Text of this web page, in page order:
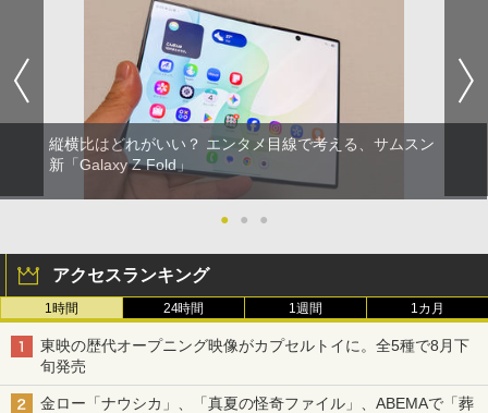
縦横比はどれがいい？ エンタメ目線で考える、サムスン
新「Galaxy Z Fold」
● ● ●
アクセスランキング
1時間 24時間 1週間 1カ月
東映の歴代オープニング映像がカプセルトイに。全5種で8月下
旬発売
金ロー「ナウシカ」、「真夏の怪奇ファイル」、ABEMAで「葬